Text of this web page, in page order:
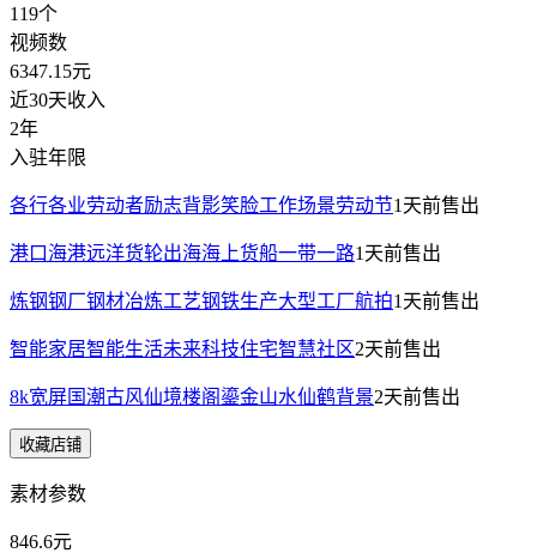
119个
视频数
6347.15元
近30天收入
2年
入驻年限
各行各业劳动者励志背影笑脸工作场景劳动节1天前售出
港口海港远洋货轮出海海上货船一带一路1天前售出
炼钢钢厂钢材冶炼工艺钢铁生产大型工厂航拍1天前售出
智能家居智能生活未来科技住宅智慧社区2天前售出
8k宽屏国潮古风仙境楼阁鎏金山水仙鹤背景2天前售出
收藏店铺
素材参数
846.6元